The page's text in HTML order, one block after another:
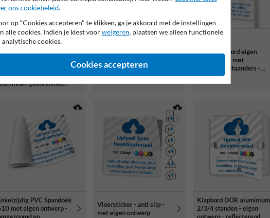
1:1 met
geborstelde
Informatiebord TS-60
(1:2) met aluminium
staanders - met eigen
ontwerp reflecterend
Informatiebord eigen
ontwerp 2:3 met
aluminium staanders -
reflecterend
PVC Spandoek
met eigen ontwerp -
Vloersticker - anti slip -
met eigen ontwerp
Klapbord DOR aluminium
2/3/4 standen - eigen
ons cookiebeleid.
op "Cookies accepteren" te klikken, ga je akkoord met de instellingen
alle cookies. Indien je kiest voorweigeren, plaatsen we alleen functionele
analytische cookies.
Cookies accepteren